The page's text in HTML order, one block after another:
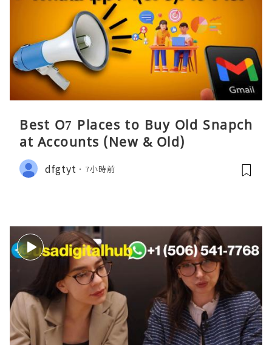
Best O7 Places to Buy Old Snapch
at Accounts (New & Old)
dfgtyt 7小時前